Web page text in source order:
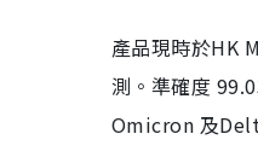
產品現時於HK
測。準確度
Omicron 及